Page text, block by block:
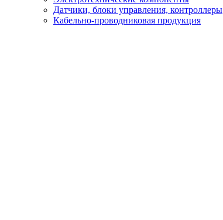
Датчики, блоки управления, контроллеры
Кабельно-проводниковая продукция